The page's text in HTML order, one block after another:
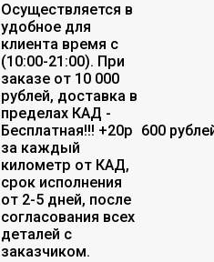
Осуществляется в
удобное для
клиента время с
(10:00-21:00). При
заказе от 10 000
рублей, доставка в
пределах КАД -
Бесплатная!!! +20р
за каждый
километр от КАД,
срок исполнения
от 2-5 дней, после
согласования всех
деталей с
заказчиком.
600